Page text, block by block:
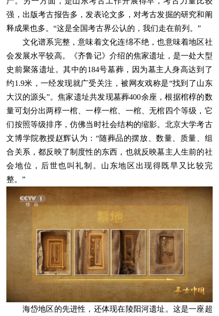
强，出版考古报告多，发表论文多，对考古发掘的研究和阐
释成果也多。“这是全国考古界公认的，我们走在前列。”
文化谱系完整，意味着文化连绵不绝，也意味着地区社
会发展水平较高。《齐鲁记》介绍的焦家遗址，是一处大型
史前聚落遗址。其中的184号墓葬，因为墓主人身高达到了
约1.9米，一经发现就广受关注，被网友戏称是“找到了山东
大汉的源头”。焦家遗址共发现墓葬400余座，根据棺椁的数
量可划分出两椁一棺、一椁一棺、一棺、无棺四个等级，它
们按照等级排序，仿佛当时社会结构的缩影。北京大学考古
文博学院教授赵辉认为：“随葬品的摆放、数量、质量、组
合关系，都反映了制度性的东西，也就反映墓主人生前的社
会地位，后世也叫礼制。山东地区出现得既早又比较完
整。”
海岱地区的先进性，还体现在陵阳河遗址。这是一座超